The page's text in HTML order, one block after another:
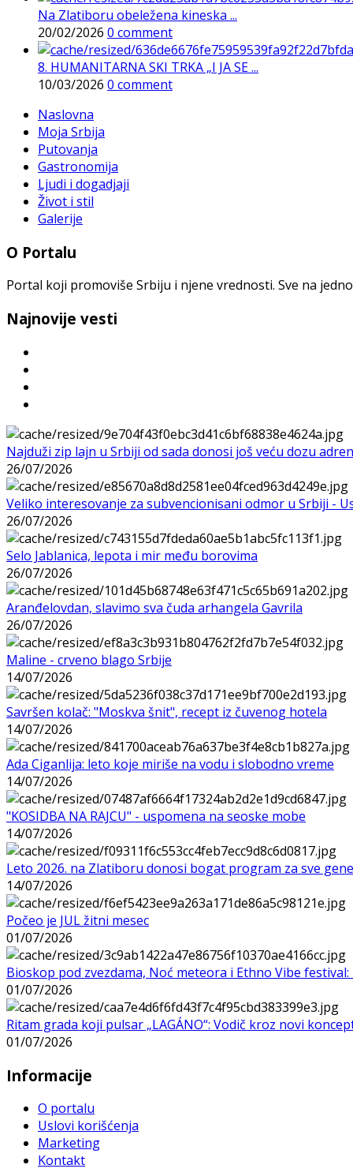
Na Zlatiboru obeležena kineska ...
20/02/2026 0 comment
8. HUMANITARNA SKI TRKA „I JA SE ...
10/03/2026 0 comment
Naslovna
Moja Srbija
Putovanja
Gastronomija
Ljudi i dogadjaji
Život i stil
Galerije
O Portalu
Portal koji promoviše Srbiju i njene vrednosti. Sve na
Najnovije vesti
Najduži zip lajn u Srbiji od sada donosi još veću dozu
26/07/2026
Veliko interesovanje za subvencionisani odmor u Srbiji -
26/07/2026
Selo Jablanica, lepota i mir među borovima
26/07/2026
Aranđelovdan, slavimo sva čuda arhangela Gavrila
26/07/2026
Maline - crveno blago Srbije
14/07/2026
Savršen kolač: "Moskva šnit", recept iz čuvenog hotela
14/07/2026
Ada Ciganlija: leto koje miriše na vodu i slobodno vreme
14/07/2026
"KOSIDBA NA RAJCU" - uspomena na seoske mobe
14/07/2026
Leto 2026. na Zlatiboru donosi bogat program za sve
14/07/2026
Počeo je JUL žitni mesec
01/07/2026
Bioskop pod zvezdama, Noć meteora i Ethno Vibe
01/07/2026
Ritam grada koji pulsar „LAGÁNO“: Vodič kroz novi
01/07/2026
Informacije
O portalu
Uslovi korišćenja
Marketing
Kontakt